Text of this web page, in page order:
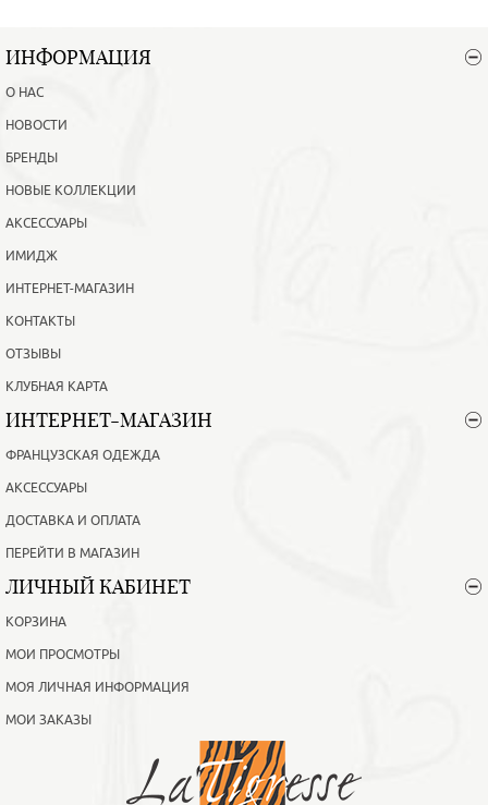
ИНФОРМАЦИЯ
О НАС
НОВОСТИ
БРЕНДЫ
НОВЫЕ КОЛЛЕКЦИИ
АКСЕССУАРЫ
ИМИДЖ
ИНТЕРНЕТ-МАГАЗИН
КОНТАКТЫ
ОТЗЫВЫ
КЛУБНАЯ КАРТА
ИНТЕРНЕТ-МАГАЗИН
ФРАНЦУЗСКАЯ ОДЕЖДА
АКСЕССУАРЫ
ДОСТАВКА И ОПЛАТА
ПЕРЕЙТИ В МАГАЗИН
ЛИЧНЫЙ КАБИНЕТ
КОРЗИНА
МОИ ПРОСМОТРЫ
МОЯ ЛИЧНАЯ ИНФОРМАЦИЯ
МОИ ЗАКАЗЫ